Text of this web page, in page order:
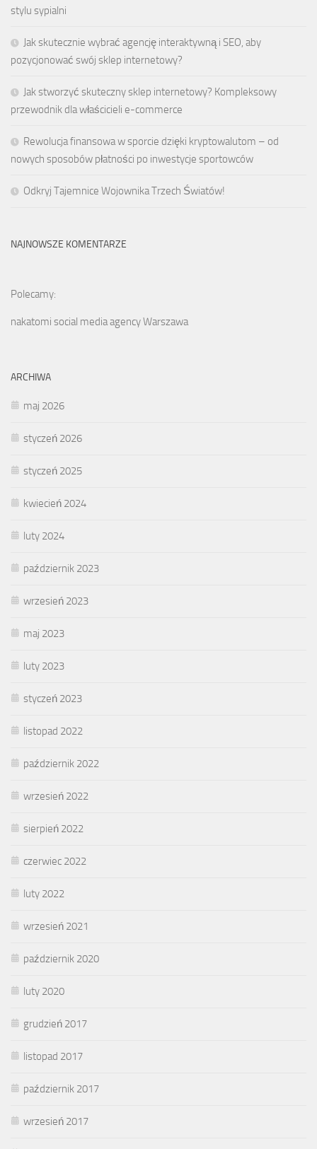
stylu sypialni
Jak skutecznie wybrać agencję interaktywną i SEO, aby
pozycjonować swój sklep internetowy?
Jak stworzyć skuteczny sklep internetowy? Kompleksowy
przewodnik dla właścicieli e-commerce
Rewolucja finansowa w sporcie dzięki kryptowalutom – od
nowych sposobów płatności po inwestycje sportowców
Odkryj Tajemnice Wojownika Trzech Światów!
NAJNOWSZE KOMENTARZE
Polecamy:
nakatomi social media agency Warszawa
ARCHIWA
maj 2026
styczeń 2026
styczeń 2025
kwiecień 2024
luty 2024
październik 2023
wrzesień 2023
maj 2023
luty 2023
styczeń 2023
listopad 2022
październik 2022
wrzesień 2022
sierpień 2022
czerwiec 2022
luty 2022
wrzesień 2021
październik 2020
luty 2020
grudzień 2017
listopad 2017
październik 2017
wrzesień 2017